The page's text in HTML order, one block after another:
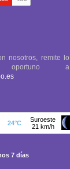
nosotros, remite lo
oportuno a
7 días